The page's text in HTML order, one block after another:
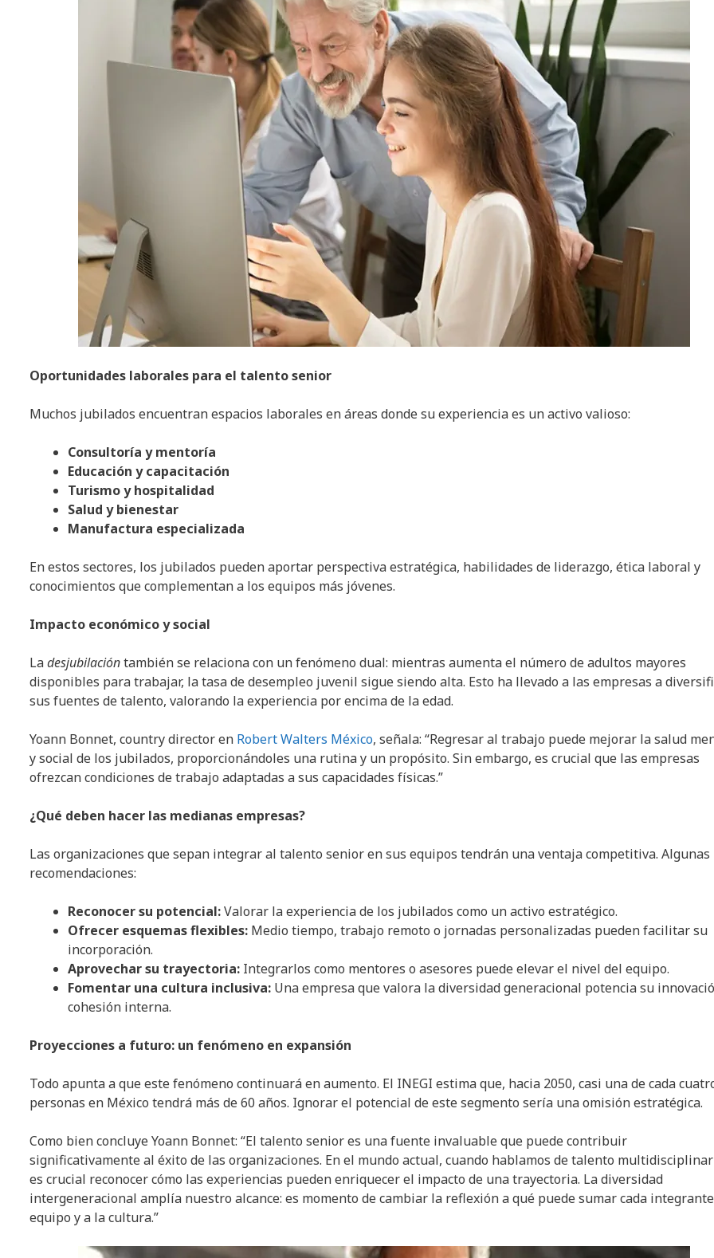
Oportunidades laborales para el talento senior
Muchos jubilados encuentran espacios laborales en áreas donde su experiencia es un activo valioso:
Consultoría y mentoría
Educación y capacitación
Turismo y hospitalidad
Salud y bienestar
Manufactura especializada
En estos sectores, los jubilados pueden aportar perspectiva estratégica, habilidades de liderazgo, ética laboral y
conocimientos que complementan a los equipos más jóvenes.
Impacto económico y social
Ladesjubilacióntambién se relaciona con un fenómeno dual: mientras aumenta el número de adultos mayores
disponibles para trabajar, la tasa de desempleo juvenil sigue siendo alta. Esto ha llevado a las empresas a
sus fuentes de talento, valorando la experiencia por encima de la edad.
Yoann Bonnet, country director en Robert Walters México, señala: “Regresar al trabajo puede mejorar la salud
y social de los jubilados, proporcionándoles una rutina y un propósito. Sin embargo, es crucial que las empresas
ofrezcan condiciones de trabajo adaptadas a sus capacidades físicas.”
¿Qué deben hacer las medianas empresas?
Las organizaciones que sepan integrar al talento senior en sus equipos tendrán una ventaja competitiva. Algunas
recomendaciones:
Reconocer su potencial:Valorar la experiencia de los jubilados como un activo estratégico.
Ofrecer esquemas flexibles: Medio tiempo, trabajo remoto o jornadas personalizadas pueden facilitar su
incorporación.
Aprovechar su trayectoria: Integrarlos como mentores o asesores puede elevar el nivel del equipo.
Fomentar una cultura inclusiva: Una empresa que valora la diversidad generacional potencia su
cohesión interna.
Proyecciones a futuro: un fenómeno en expansión
Todo apunta a que este fenómeno continuará en aumento. El INEGI estima que, hacia 2050, casi una de cada
personas en México tendrá más de 60 años. Ignorar el potencial de este segmento sería una omisión estratégica.
Como bien concluye Yoann Bonnet: “El talento senior es una fuente invaluable que puede contribuir
significativamente al éxito de las organizaciones. En el mundo actual, cuando hablamos de talento
es crucial reconocer cómo las experiencias pueden enriquecer el impacto de una trayectoria. La diversidad
intergeneracional amplía nuestro alcance: es momento de cambiar la reflexión a qué puede sumar cada
equipo y a la cultura.”